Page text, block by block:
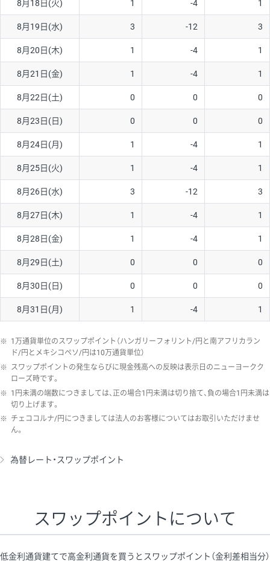
ソ/円は10万通貨単位。
8月18日(火) 1 -4 1
8月19日(水) 3 -12 3
8月20日(木) 1 -4 1
8月21日(金) 1 -4 1
8月22日(土) 0 0 0
8月23日(日) 0 0 0
8月24日(月) 1 -4 1
8月25日(火) 1 -4 1
8月26日(水) 3 -12 3
8月27日(木) 1 -4 1
8月28日(金) 1 -4 1
8月29日(土) 0 0 0
8月30日(日) 0 0 0
8月31日(月) 1 -4 1
※ 1万通貨単位のスワップポイント（ハンガリーフォリント/円と南アフリカラン
ド/円とメキシコペソ/円は10万通貨単位）
※ スワップポイントの発生ならびに現金残高への反映は表示日のニューヨークク
ローズ時です。
※ 1円未満の端数につきましては、正の場合1円未満は切り捨て、負の場合1円未満は
切り上げます。
※ チェココルナ/円につきましては法人のお客様についてはお取引いただけませ
ん。
為替レート・スワップポイント
スワップポイントについて
低金利通貨建てで高金利通貨を買うとスワップポイント（金利差相当分）